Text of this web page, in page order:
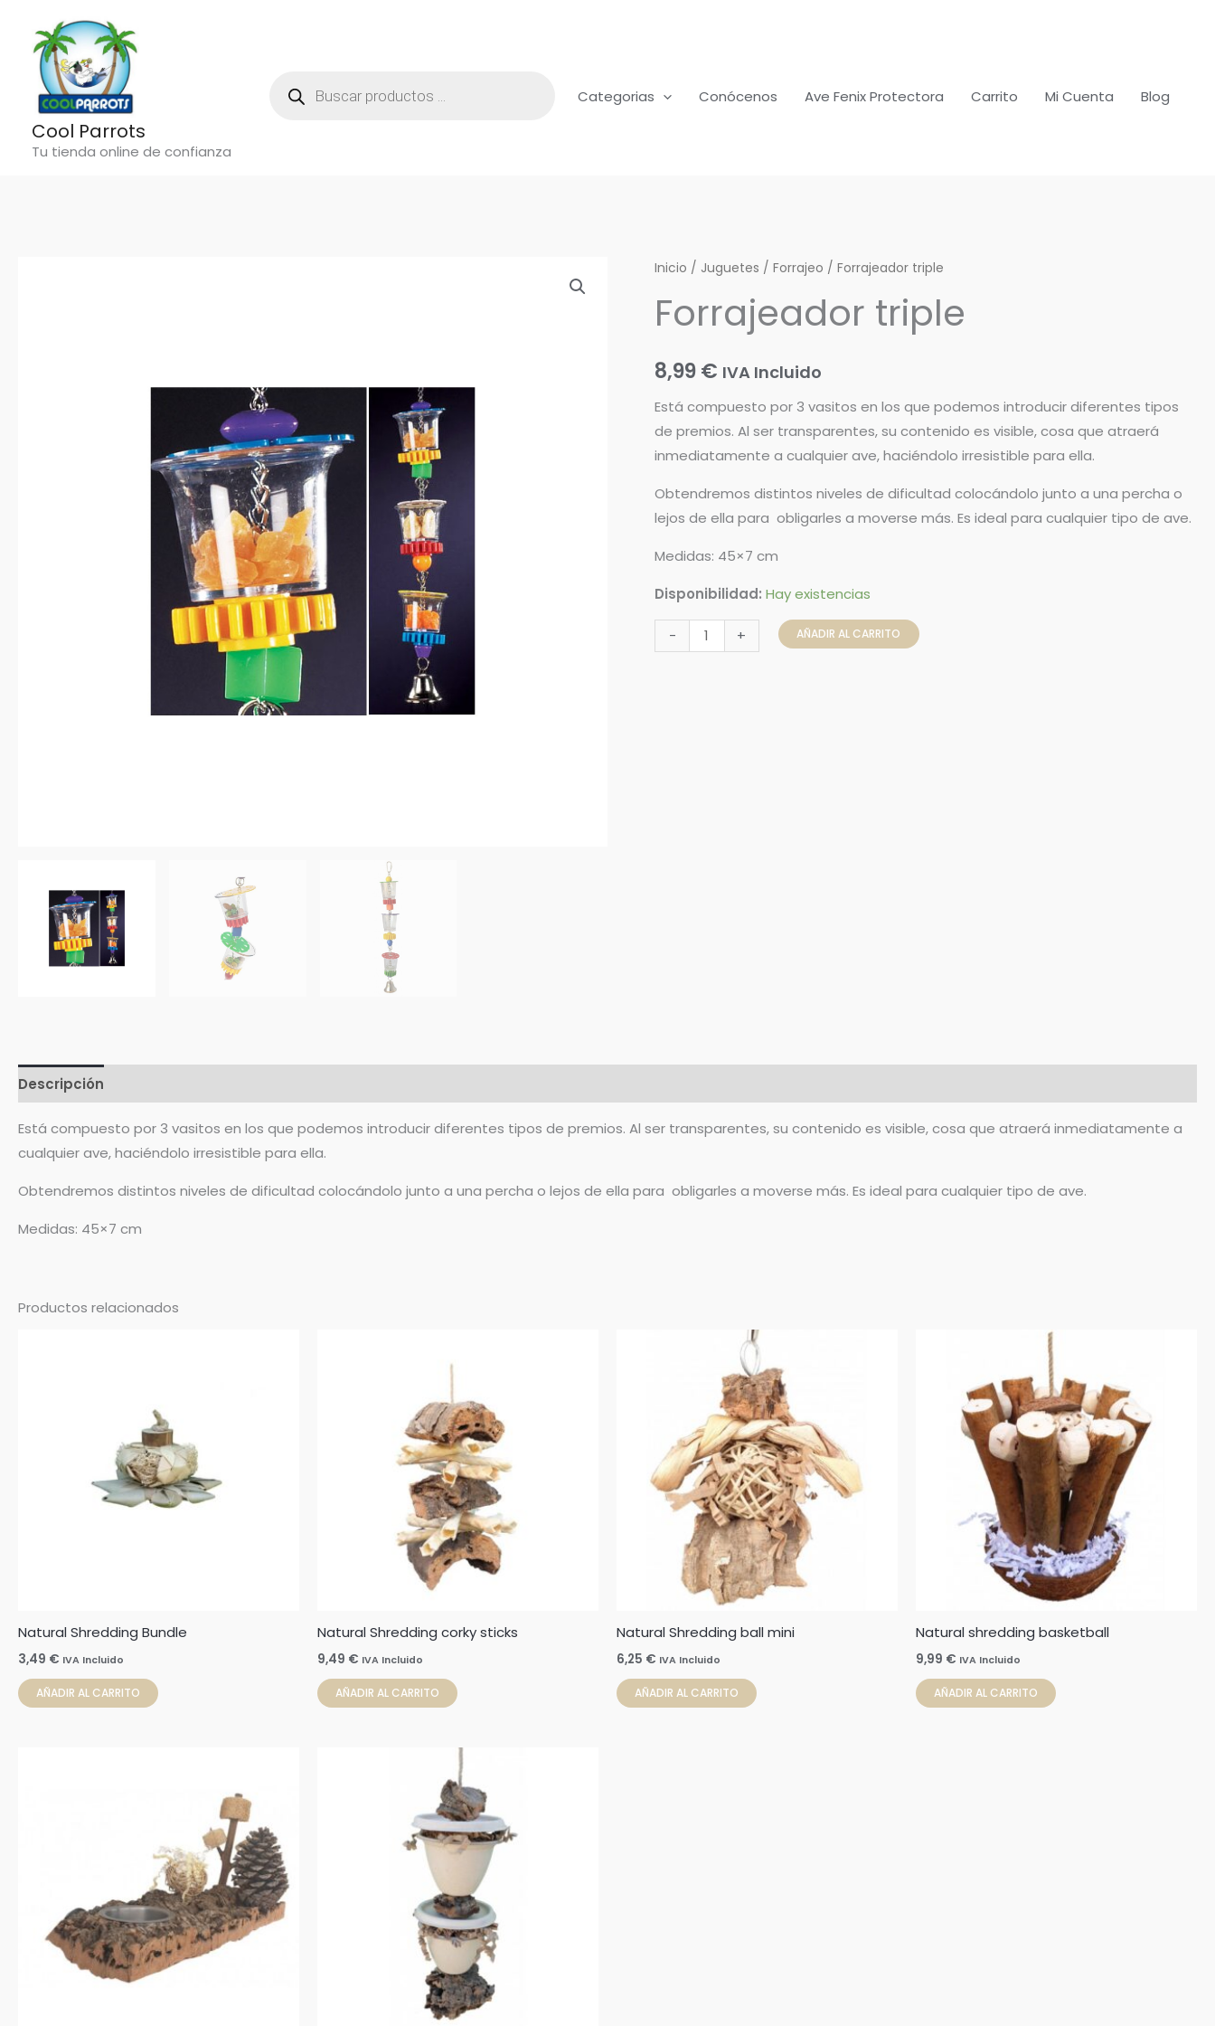
contenido
Cool Parrots
Tu tienda online de confianza
Productos Categorias Conócenos Ave Fenix Protectora Carrito Mi Cuenta Blog
Inicio / Juguetes /Forrajeo / Forrajeador triple
Forrajeador triple
8,99€ IVA Incluido
Está compuesto por 3 vasitos en los que podemos introducir diferentes tipos
de premios. Al ser transparentes, su contenido es visible, cosa que atraerá
inmediatamente a cualquier ave, haciéndolo irresistible para ella.
Obtendremos distintos niveles de dificultad colocándolo junto a una percha o
lejos de ella para obligarles a moverse más. Es ideal para cualquier tipo de ave.
Medidas: 45×7 cm
Disponibilidad: Hay existencias
-
Forrajeador
cantidad
+ AÑADIR AL CARRITO
Descripción
Está compuesto por 3 vasitos en los que podemos introducir diferentes tipos de premios. Al ser transparentes, su contenido es visible, cosa que atraerá inmediatamente a
cualquier ave, haciéndolo irresistible para ella.
Obtendremos distintos niveles de dificultad colocándolo junto a una percha o lejos de ella para obligarles a moverse más. Es ideal para cualquier tipo de ave.
Medidas: 45×7 cm
Productos relacionados
Natural Shredding Bundle
3,49 € IVA Incluido
AÑADIR AL CARRITO
Natural Shredding corky sticks
9,49 € IVA Incluido
AÑADIR AL CARRITO
Natural Shredding ball mini
6,25 € IVA Incluido
AÑADIR AL CARRITO
Natural shredding basketball
9,99 € IVA Incluido
AÑADIR AL CARRITO
15,25 €
múltiples
variantes.
Las
opciones
se
pueden